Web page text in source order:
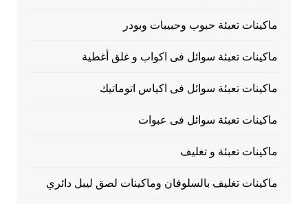
ماكينات تعبئة حبوب وحبيبات وبودر
ماكينات تعبئة سوائل فى اكواب و غلق أغطية
ماكينات تعبئة سوائل فى اكياس اتوماتيك
ماكينات تعبئة سوائل فى عبوات
ماكينات تعبئة و تغليف
ماكينات تغليف بالسلوفان وماكينات لصق ليبل دائري